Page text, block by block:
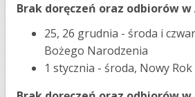
Brak doręczeń oraz odbiorów
25, 26 grudnia - środa i
Bożego Narodzenia
1 stycznia - środa, Nowy Rok